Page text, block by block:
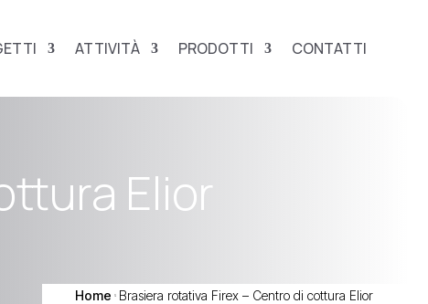
ATTIVITÀ PRODOTTI CONTATTI
Elior
Home 5 Brasiera rotativa Firex – Centro di cottura Elior